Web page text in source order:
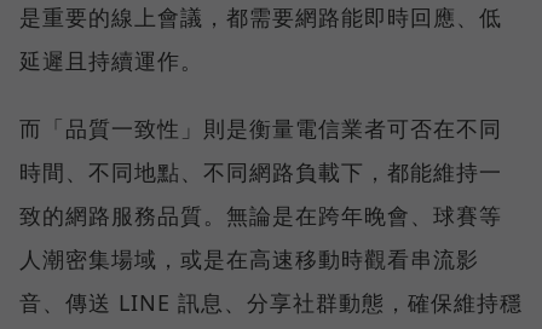
是重要的線上會議，都需要網路能即時回應、低
延遲且持續運作。
而「品質一致性」則是衡量電信業者可否在不同
時間、不同地點、不同網路負載下，都能維持一
致的網路服務品質。無論是在跨年晚會、球賽等
人潮密集場域，或是在高速移動時觀看串流影
音、傳送 LINE 訊息、分享社群動態，確保維持穩